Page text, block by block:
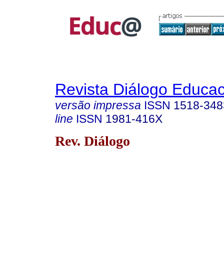
Revista Diálogo
versão impressa ISSN 1518-
line ISSN 1981-416X
Rev. Diálogo